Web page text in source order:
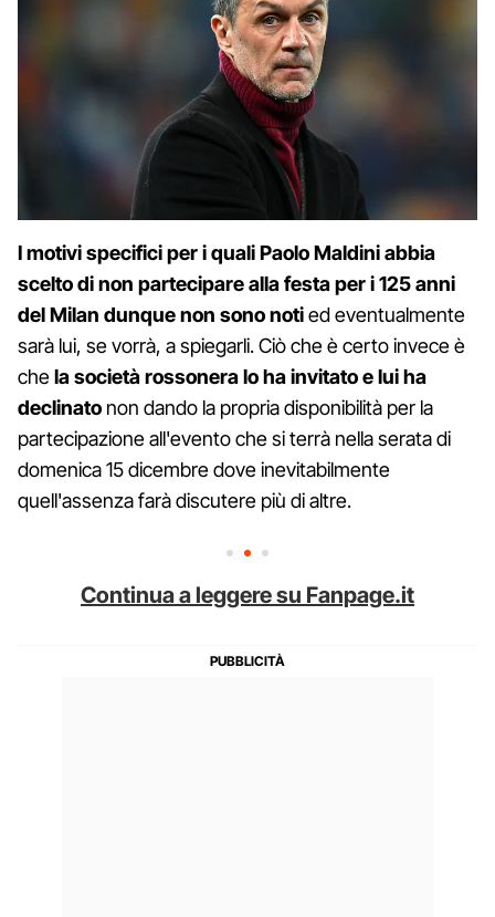
I motivi specifici per i quali Paolo Maldini abbia
scelto di non partecipare alla festa per i 125 anni
del Milan dunque non sono notied eventualmente
sarà lui, se vorrà, a spiegarli. Ciò che è certo invece è
chela società rossonera lo ha invitato e lui ha
declinato non dando la propria disponibilità per la
partecipazione all'evento che si terrà nella serata di
domenica 15 dicembre dove inevitabilmente
quell'assenza farà discutere più di altre.
Continua a leggere su Fanpage.it